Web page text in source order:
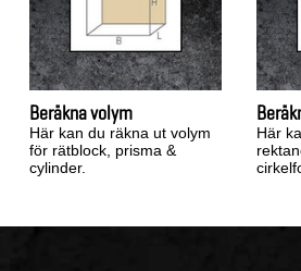
Beräkna volym
Här kan du räkna ut volym
för rätblock, prisma &
cylinder.
Här